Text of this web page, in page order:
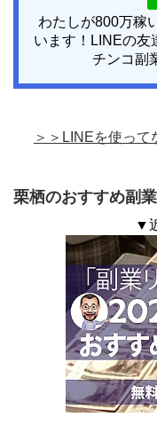
わたしが800万稼
います！LINEの友
チンコ副
＞＞LINEを使って
栗栖のおすすめ副
▼